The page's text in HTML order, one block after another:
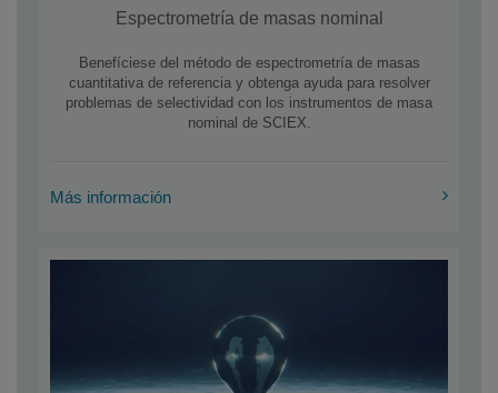
Espectrometría de masas nominal
Benefíciese del método de espectrometría de masas
cuantitativa de referencia y obtenga ayuda para resolver
problemas de selectividad con los instrumentos de masa
nominal de SCIEX.
Más información